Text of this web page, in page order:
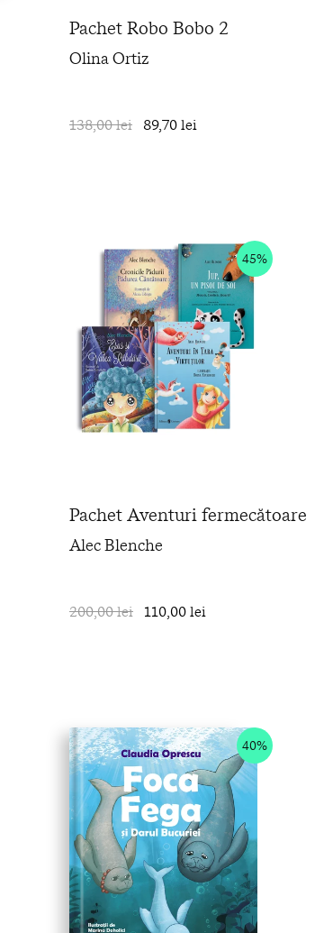
Pachet Robo Bobo 2
Olina Ortiz
138,00 lei 89,70 lei
45%
Pachet Aventuri fermecătoare
Alec Blenche
200,00 lei 110,00 lei
40%